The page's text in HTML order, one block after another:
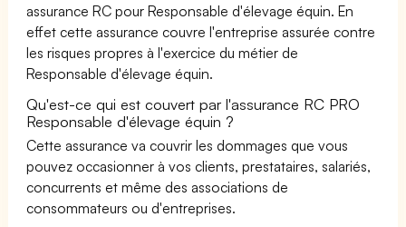
assurance RC pour Responsable d'élevage équin. En
effet cette assurance couvre l'entreprise assurée contre
les risques propres à l'exercice du métier de
Responsable d'élevage équin.
Qu'est-ce qui est couvert par l'assurance RC PRO
Responsable d'élevage équin ?
Cette assurance va couvrir les dommages que vous
pouvez occasionner à vos clients, prestataires, salariés,
concurrents et même des associations de
consommateurs ou d'entreprises.